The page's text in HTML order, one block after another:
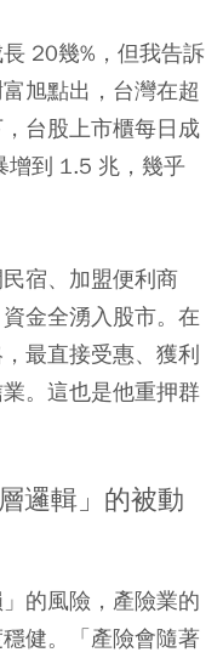
20幾%，但我告訴
旭點出，台灣在超
台股上市櫃每日成
增到 1.5 兆，幾乎
宿、加盟便利商
金全湧入股市。在
最直接受惠、獲利
。這也是他重押群
邏輯」的被動
的風險，產險業的
健。「產險會隨著